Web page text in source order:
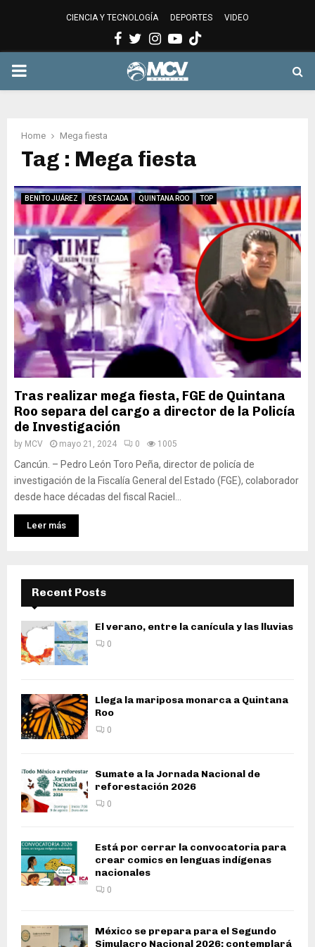
CIENCIA Y TECNOLOGÍA DEPORTES VIDEO
Facebook
Twitter
Instagram
Youtube
PRIMARY
Home Mega fiesta
Tag : Mega fiesta
BENITO JUÁREZ DESTACADA QUINTANA ROO TOP
Tras realizar mega fiesta, FGE de Quintana
Roo separa del cargo a director de la Policía
de Investigación
by MCV mayo 21, 2024 0 1005
Cancún. – Pedro León Toro Peña, director de policía de
investigación de la Fiscalía General del Estado (FGE), colaborador
desde hace décadas del fiscal Raciel...
Leer más
Recent Posts
El verano, entre la canícula y las lluvias
0
Llega la mariposa monarca a Quintana
Roo
0
Sumate a la Jornada Nacional de
reforestación 2026
0
Está por cerrar la convocatoria para
crear comics en lenguas indígenas
nacionales
0
México se prepara para el Segundo
Simulacro Nacional 2026; contemplará